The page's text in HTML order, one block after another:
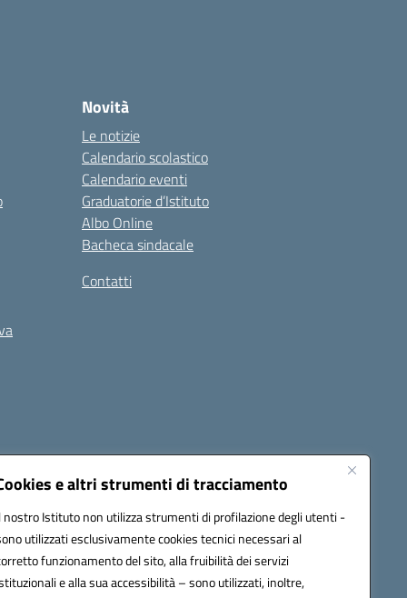
e altri strumenti di tracciamento
nostro Istituto non utilizza strumenti di profilazione degli utenti -
utilizzati esclusivamente cookies tecnici necessari al
funzionamento del sito, alla fruibilità dei servizi
e alla sua accessibilità – sono utilizzati, inoltre,
Novità
Le notizie
Calendario scolastico
Calendario eventi
Graduatorie d’Istituto
Albo Online
Bacheca sindacale
Contatti